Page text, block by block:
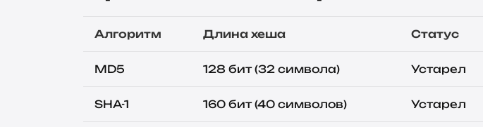
Алгоритм Длина хеша Статус
MD5 128 бит (32 символа) Устарел
SHA-1 160 бит (40 символов) Устарел